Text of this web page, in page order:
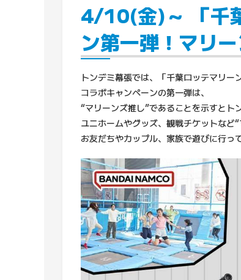
4/10(金)～ 「千
ン第一弾！マリ
トンデミ幕張では、「千葉ロッテマリー
コラボキャンペーンの第一弾は、
“マリーンズ推し”であることを示すとト
ユニホームやグッズ、観戦チケットなど
お友だちやカップル、家族で遊びに行っ